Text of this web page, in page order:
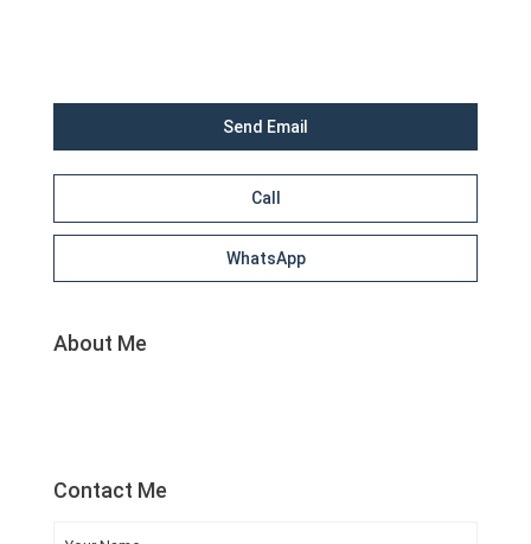
Send Email
Call
WhatsApp
About Me
Contact Me